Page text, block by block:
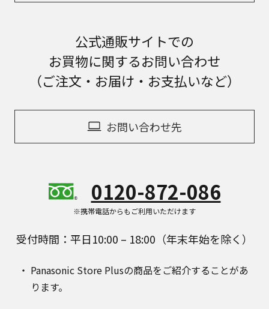
公式通販サイトでの
お買物に関するお問い合わせ
（ご注文・お届け・お支払いなど）
お問い合わせ先
0120-872-086
※携帯電話からもご利用いただけます
受付時間：平日10:00 – 18:00（年末年始を除く）
Panasonic Store Plusの商品をご紹介することがあ
ります。